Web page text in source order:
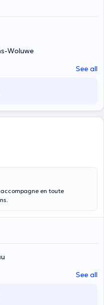
Woluwe
See all
en toute
See all